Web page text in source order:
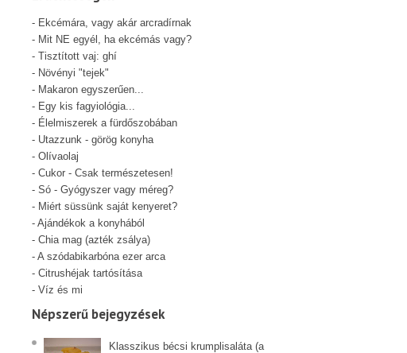
- Ekcémára, vagy akár arcradírnak
- Mit NE egyél, ha ekcémás vagy?
- Tisztított vaj: ghí
- Növényi "tejek"
- Makaron egyszerűen...
- Egy kis fagyiológia...
- Élelmiszerek a fürdőszobában
- Utazzunk - görög konyha
- Olívaolaj
- Cukor - Csak természetesen!
- Só - Gyógyszer vagy méreg?
- Miért süssünk saját kenyeret?
- Ajándékok a konyhából
- Chia mag (azték zsálya)
- A szódabikarbóna ezer arca
- Citrushéjak tartósítása
- Víz és mi
Népszerű bejegyzések
Klasszikus bécsi krumplisaláta (a